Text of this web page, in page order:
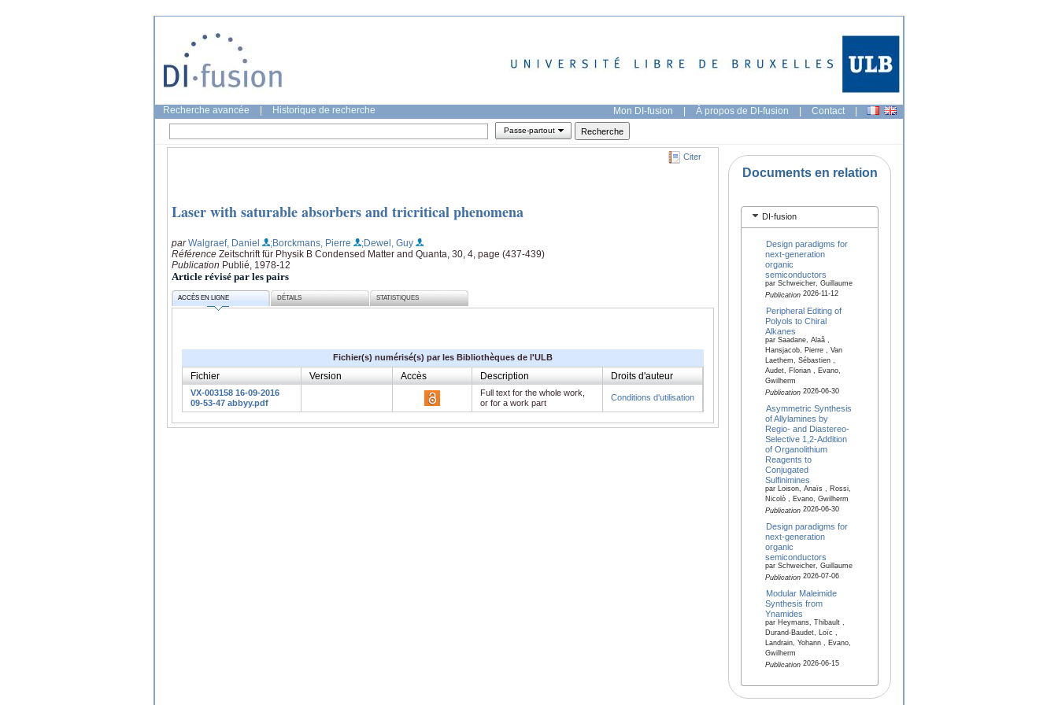
Recherche avancée Historique de recherche Mon DI-fusion | À propos de DI-fusion | Contact |
Passe-partout
Citer
Laser with saturable absorbers and tricritical phenomena
parWalgraef, Daniel ;Borckmans, Pierre
;Dewel, Guy
Référence Zeitschrift für Physik B Condensed Matter and Quanta, 30, 4, page (437-439)
Publication Publié, 1978-12
Article révisé par les pairs
ACCÈS EN LIGNE DÉTAILS STATISTIQUES
Fichier(s) numérisé(s) par les Bibliothèques de l'ULB
Fichier Version Accès Description Droits d'auteur
VX-003158 16-09-2016
09-53-47 abbyy.pdf
Full text for the whole work,
or for a work part
Conditions d'utilisation
Documents en relation
DI-fusion
Design paradigms for
next-generation
organic
semiconductors
par Schweicher, Guillaume
Publication2026-11-12
Peripheral Editing of
Polyols to Chiral
Alkanes
par Saadane, Alaâ ,
Hansjacob, Pierre , Van
Laethem, Sébastien ,
Audet, Florian , Evano,
Gwilherm
Publication2026-06-30
Asymmetric Synthesis
of Allylamines by
Regio- and Diastereo-
Selective 1,2-Addition
of Organolithium
Reagents to
Conjugated
Sulfinimines
par Loison, Anaïs , Rossi,
Nicolò , Evano, Gwilherm
Publication2026-06-30
Design paradigms for
next-generation
organic
semiconductors
par Schweicher, Guillaume
Publication2026-07-06
Modular Maleimide
Synthesis from
Ynamides
par Heymans, Thibault ,
Durand-Baudet, Loïc ,
Landrain, Yohann , Evano,
Gwilherm
Publication2026-06-15